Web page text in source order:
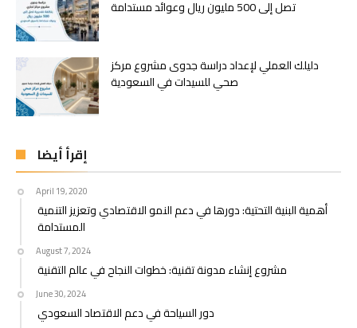
تصل إلى 500 مليون ريال وعوائد مستدامة
دليلك العملي لإعداد دراسة جدوى مشروع مركز
صحي للسيدات في السعودية
إقرأ أيضا
April 19, 2020
أهمية البنية التحتية: دورها في دعم النمو الاقتصادي وتعزيز التنمية
المستدامة
August 7, 2024
مشروع إنشاء مدونة تقنية: خطوات النجاح في عالم التقنية
June 30, 2024
دور السياحة في دعم الاقتصاد السعودي